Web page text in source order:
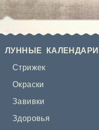
ЛУННЫЕ КАЛЕНДАРИ
Стрижек
Окраски
Завивки
Здоровья